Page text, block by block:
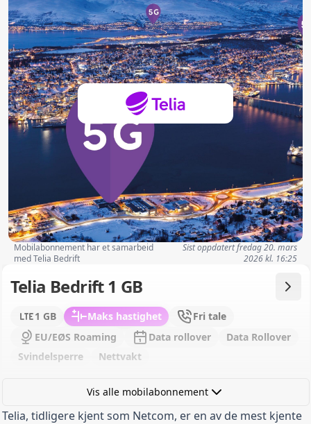
Mobilabonnement har et samarbeid
med Telia Bedrift
Sist oppdatertfredag 20. mars
2026 kl. 16:25
Telia Bedrift 1 GB
1 GB Maks hastighet
Fri tale
EU/EØS Roaming
Data rollover
Data Rollover
Svindelsperre
Nettvakt
Fra 329,00 kr
Vis alle mobilabonnement
Telia, tidligere kjent som Netcom, er en av de mest kjente